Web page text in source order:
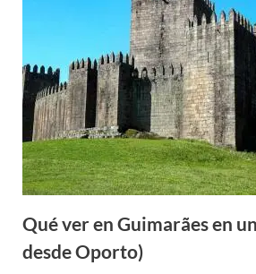
Qué ver en Guimarães en
desde Oporto)